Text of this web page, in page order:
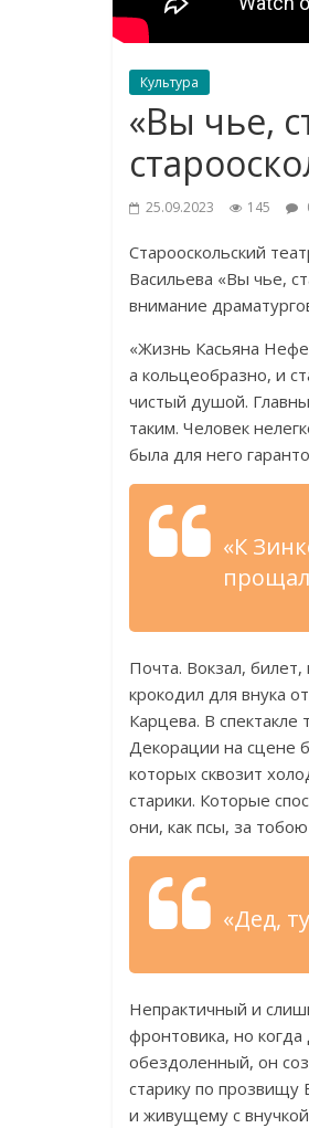
Культура
«Вы чье,
25.09.2023 145
Старооскольский
Васильева «Вы чье,
внимание
«Жизнь Касьяна
а кольцеобразно, и
чистый душой.
таким. Человек
была для него
«К
Почта. Вокзал,
крокодил для внука
Карцева. В
Декорации на сцене
которых сквозит
старики. Которые
они, как псы, за
«Дед,
Непрактичный и
фронтовика, но когда
обездоленный, он
старику по
и живущему с